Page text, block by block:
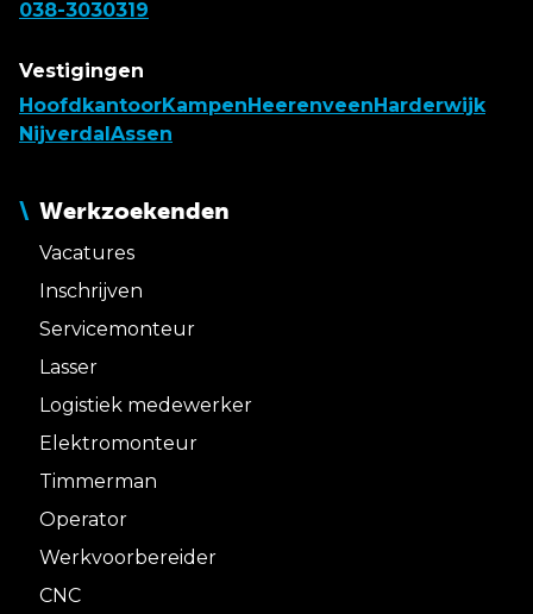
038-3030319
Vestigingen
HoofdkantoorKampen Heerenveen Harderwijk
Nijverdal Assen
Werkzoekenden
Vacatures
Inschrijven
Servicemonteur
Lasser
Logistiek medewerker
Elektromonteur
Timmerman
Operator
Werkvoorbereider
CNC